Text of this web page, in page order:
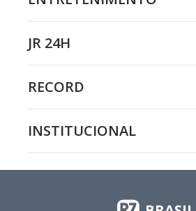
JR 24H
RECORD
INSTITUCIONAL